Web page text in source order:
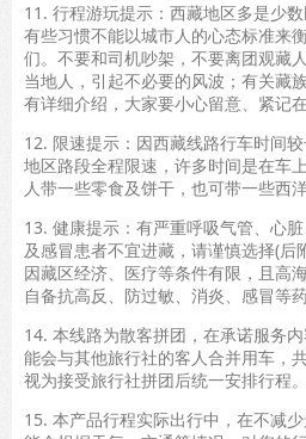
11. 行程游玩提示：西藏地区多是少
有些习惯不能以城市人的心态标准来
们。不要和司机吵架，不要离团观藏
当地人，引起不必要的风波；有关藏
有详细介绍，大家要小心留意、紧记
12. 限速提示：因西藏线路行车时间
地区路段全程限速，许多时间是在车
人带一些零食及饼干，也可带一些西
13. 健康提示：有严重呼吸气管、心
及感冒患者不宜进藏，请谨慎选择(后
因藏区经济、医疗等条件有限，且高
自备抗高反、防过敏、消炎、感冒等
14. 本线路为散客拼团，在承诺服务
能会与其他旅行社的客人合并用车，
视为接受旅行社拼团后统一安排行程。
15. 本产品行程实际出行中，在不减